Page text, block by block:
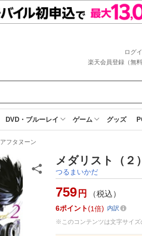
ログ
楽天会員登録（無料
DVD・ブルーレイ ゲーム グッズ
アフタヌーン
メダリスト（
つるまいかだ
759 円 （税込）
6ポイント 1倍
内訳
※このコンテンツは文字サイズ